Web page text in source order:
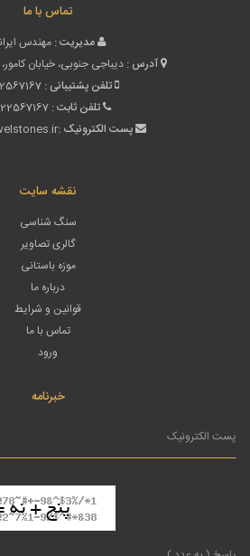
تماس با ما
مدیریت :مهندس
آدرس : دیباجی جنوبی، خیابان کامور، پلاک
تلفن پشتیبانی :
تلفن ثابت :
پست الکترونیک :
نقشه سایت
سنگ شناسی
گالری تصاویر
موزه باستانی
درباره ما
قوانین و شرایط
تماس با ما
ورود
خبرنامه